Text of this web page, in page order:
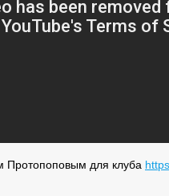
Протопоповым для клуба